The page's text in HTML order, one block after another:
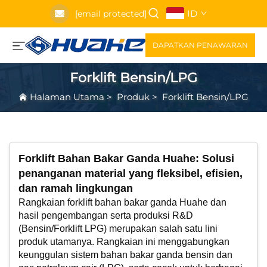
[email protected] ID
DAPATKAN PENAWARAN
Forklift Bensin/LPG
Halaman Utama > Produk > Forklift Bensin/LPG
Forklift Bahan Bakar Ganda Huahe: Solusi
penanganan material yang fleksibel, efisien,
dan ramah lingkungan
Rangkaian forklift bahan bakar ganda Huahe dan
hasil pengembangan serta produksi R&D
(Bensin/Forklift LPG) merupakan salah satu lini
produk utamanya. Rangkaian ini menggabungkan
keunggulan sistem bahan bakar ganda bensin dan